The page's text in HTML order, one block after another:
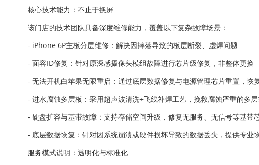
核心技术能力：不止于换屏
该门店的技术团队具备深度维修能力，覆盖以下复杂故障场景：
- iPhone 6P主板分层维修：解决因摔落导致的板层断裂、虚焊问题
- 面容ID修复：针对原深感摄像头模组故障进行芯片级修复，非整体更换
- 无法开机白苹果无限重启：通过底层数据修复与电源管理芯片重置，恢
- 进水腐蚀多层板：采用超声波清洗+飞线补焊工艺，挽救腐蚀严重的多层
- 硬盘扩容与基带故障：支持存储空间升级，修复无服务、无信号等基带
- 底层数据恢复：针对因系统崩溃或硬件损坏导致的数据丢失，提供专业
服务模式说明：透明化与标准化